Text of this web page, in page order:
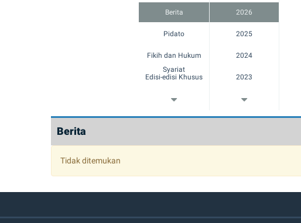
Berita
Pidato
Fikih dan Hukum
Syariat
Edisi-edisi Khusus
Catatan Pinggir
Multimedia
2026
2025
2024
2023
2022
2021
Berita
Tidak ditemukan